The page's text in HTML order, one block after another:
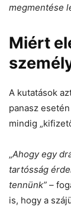
megmentése
Miért
A kutatások
panasz
mindig
„Ahogy egy
tartósság
tennünk” –
is, hogy a